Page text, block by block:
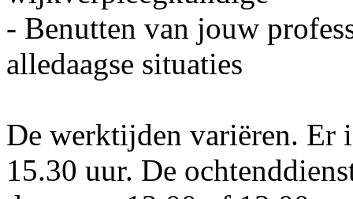
- Benutten van jouw
alledaagse situaties
De werktijden variëren. Er
15.30 uur. De